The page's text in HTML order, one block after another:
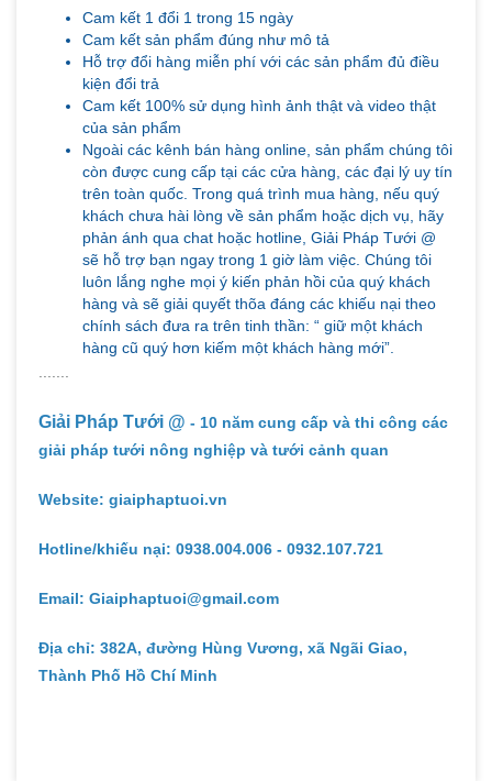
Cam kết 1 đổi 1 trong 15 ngày
Cam kết sản phẩm đúng như mô tả
Hỗ trợ đổi hàng miễn phí với các sản phẩm đủ điều
kiện đổi trả
Cam kết 100% sử dụng hình ảnh thật và video thật
của sản phẩm
Ngoài các kênh bán hàng online, sản phẩm chúng tôi
còn được cung cấp tại các cửa hàng, các đại lý uy tín
trên toàn quốc. Trong quá trình mua hàng, nếu quý
khách chưa hài lòng về sản phẩm hoặc dịch vụ, hãy
phản ánh qua chat hoặc hotline, Giải Pháp Tưới @
sẽ hỗ trợ bạn ngay trong 1 giờ làm việc. Chúng tôi
luôn lắng nghe mọi ý kiến phản hồi của quý khách
hàng và sẽ giải quyết thõa đáng các khiếu nại theo
chính sách đưa ra trên tinh thần: “ giữ một khách
hàng cũ quý hơn kiếm một khách hàng mới”.
.......
Giải Pháp Tưới @ - 10 năm cung cấp và thi công các
giải pháp tưới nông nghiệp và tưới cảnh quan
Website: giaiphaptuoi.vn
Hotline/khiếu nại: 0938.004.006 - 0932.107.721
Email: Giaiphaptuoi@gmail.com
Địa chỉ: 382A, đường Hùng Vương, xã Ngãi Giao,
Thành Phố Hồ Chí Minh